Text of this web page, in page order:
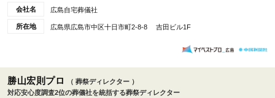
会社名 広島自宅葬儀社
所在地 広島県広島市中区十日市町2-8-8 吉田ビル1F
勝山宏則プロ
（ 葬祭ディレクター ）
対応安心度調査2位の葬儀社を統括する葬祭ディレクター